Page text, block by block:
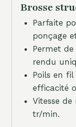
Brosse
Parfaite
ponçage
Permet
rendu
Poils en
efficacité
Vitesse
tr/min.